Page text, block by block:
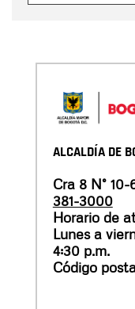
ALCALDÍA DE
Cra 8 N°
381-3000
Horario de
Lunes a
4:30 p.m.
Código